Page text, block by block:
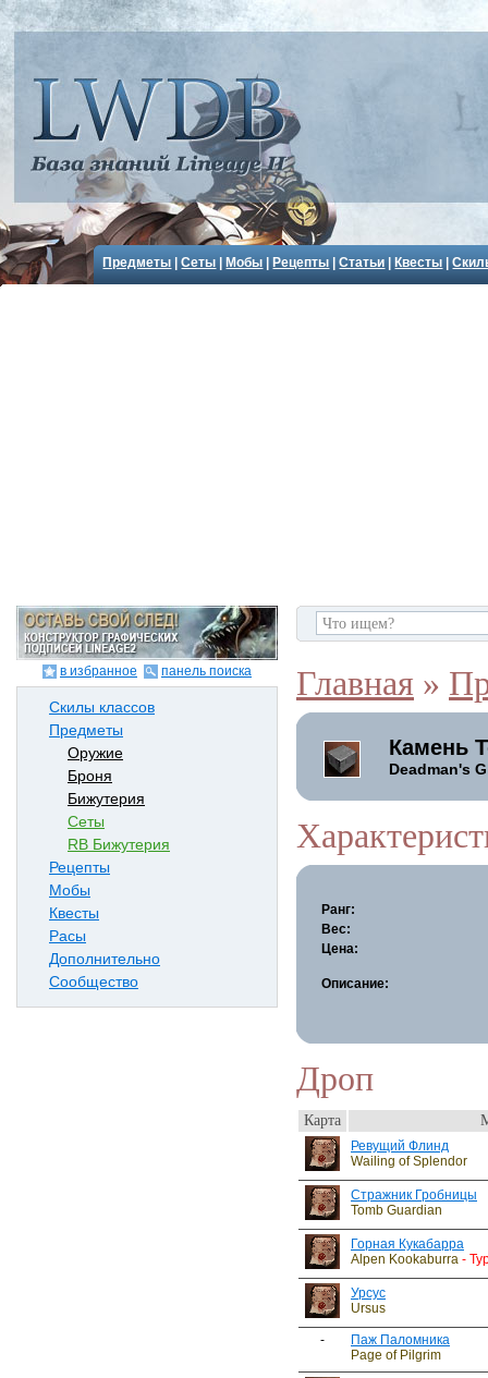
Предметы |Сеты Мобы Рецепты |Статьи Квесты |
в избранное панель поиска
Скилы классов
Предметы
Оружие
Броня
Бижутерия
Сеты
RB Бижутерия
Рецепты
Мобы
Квесты
Расы
Дополнительно
Сообщество
Главная »
Камень
Deadman's
Ранг:
Вес:
Цена:
Описание:
Дроп
Карта
Ревущий Флинд
Wailing of Splendor
Стражник Гробницы
Tomb Guardian
Горная Кукабарра
Alpen Kookaburra -
Урсус
Ursus
-
Паж Паломника
Page of Pilgrim